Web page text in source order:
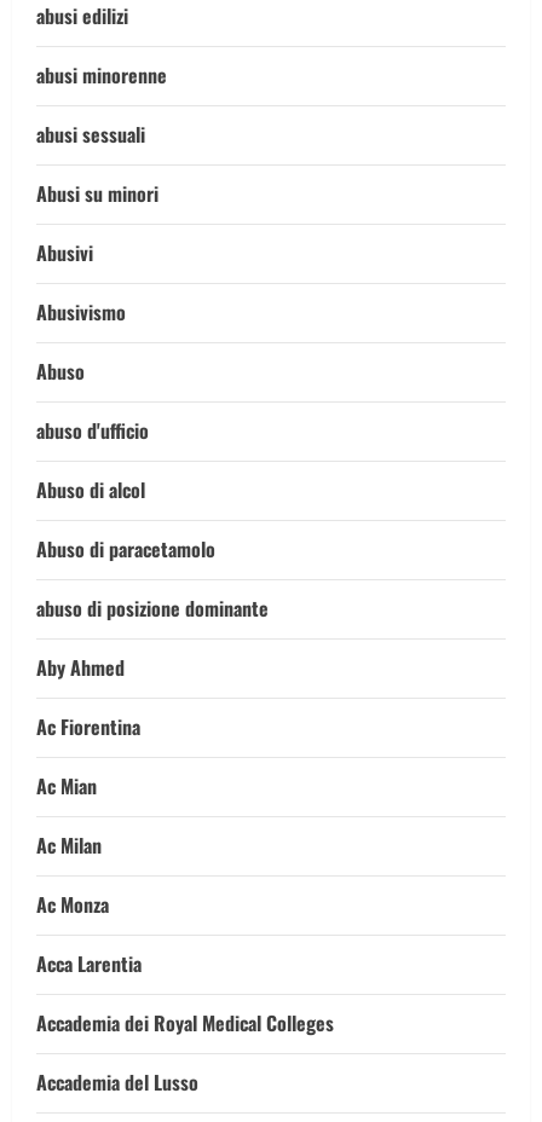
abusi edilizi
abusi minorenne
abusi sessuali
Abusi su minori
Abusivi
Abusivismo
Abuso
abuso d'ufficio
Abuso di alcol
Abuso di paracetamolo
abuso di posizione dominante
Aby Ahmed
Ac Fiorentina
Ac Mian
Ac Milan
Ac Monza
Acca Larentia
Accademia dei Royal Medical Colleges
Accademia del Lusso